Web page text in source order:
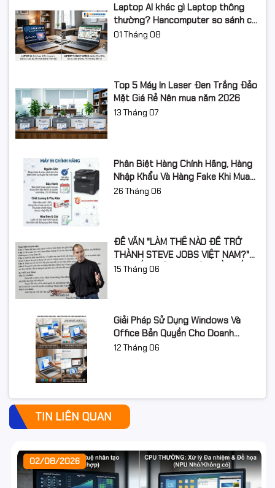
Laptop AI khác gì Laptop thông
thường? Hancomputer so sánh chi
tiết từ A-Z 2026
01 Tháng 08
Top 5 Máy In Laser Đen Trắng Đảo
Mặt Giá Rẻ Nên mua năm 2026
13 Tháng 07
Phân Biệt Hàng Chính Hãng, Hàng
Nhập Khẩu Và Hàng Fake Khi Mua
Thiết Bị Công Nghệ
26 Tháng 06
ĐỀ VĂN "LÀM THẾ NÀO ĐỂ TRỞ
THÀNH STEVE JOBS VIỆT NAM?"
GÂY SỐT: ƯỚC MƠ LỚN CẦN BẮT
15 Tháng 06
Giải Pháp Sử Dụng Windows Và
Office Bản Quyền Cho Doanh
Nghiệp Năm 2026
12 Tháng 06
TIN LIÊN QUAN
02/08/2026